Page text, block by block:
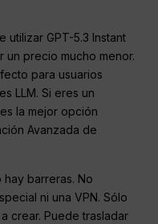
utilizar GPT-5.3 Instant
un precio mucho menor.
para usuarios
LLM. Si eres un
la mejor opción
Avanzada de
hay barreras. No
ni una VPN. Sólo
crear. Puede trasladar